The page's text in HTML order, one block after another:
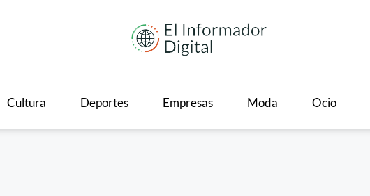
Cultura Deportes Empresas Moda Ocio